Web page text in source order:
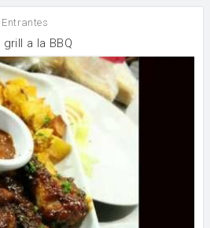
Entrantes
a la BBQ